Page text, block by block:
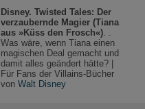
Disney. Twisted Tales: Der
verzaubernde Magier (Tiana
aus »Küss den Frosch«). .
Was wäre, wenn Tiana einen
magischen Deal gemacht und
damit alles geändert hätte? |
Für Fans der Villains-Bücher
von Walt Disney